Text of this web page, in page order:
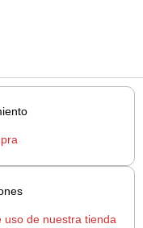
uso de nuestra tienda